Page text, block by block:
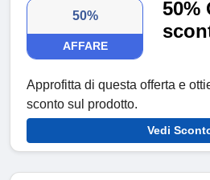
50%
AFFARE
50%
Approfitta di questa offerta e
sconto sul prodotto.
Vedi